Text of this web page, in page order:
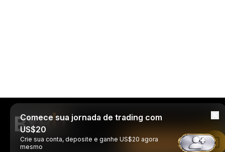
Comece sua jornada de trading com
US$20
Crie sua conta, deposite e ganhe US$20 agora
mesmo
Leia no app da Bybit